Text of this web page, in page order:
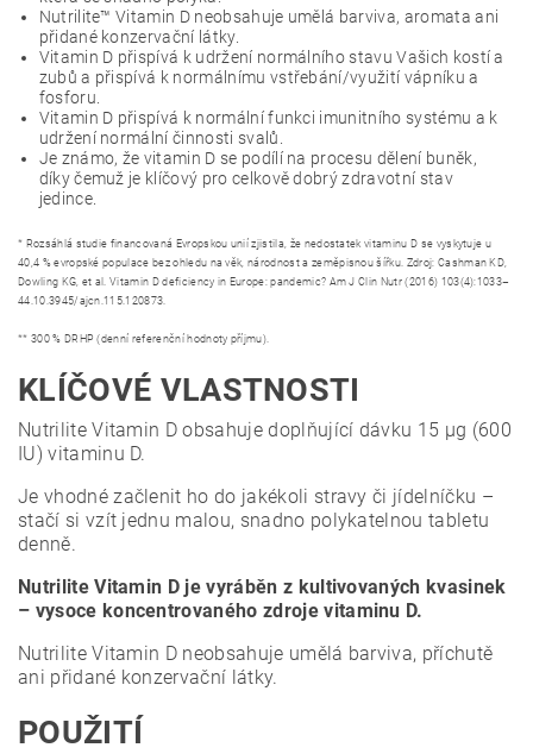
Nutrilite™ Vitamin D neobsahuje umělá barviva, aromata ani
přidané konzervační látky.
Vitamin D přispívá k udržení normálního stavu Vašich kostí a
zubů a přispívá k normálnímu vstřebání/využití vápníku a
fosforu.
Vitamin D přispívá k normální funkci imunitního systému a k
udržení normální činnosti svalů.
Je známo, že vitamin D se podílí na procesu dělení buněk,
díky čemuž je klíčový pro celkově dobrý zdravotní stav
jedince.
* Rozsáhlá studie financovaná Evropskou unií zjistila, že nedostatek vitaminu D se vyskytuje u
40,4 % evropské populace bez ohledu na věk, národnost a zeměpisnou šířku. Zdroj: Cashman KD,
Dowling KG, et al. Vitamin D deficiency in Europe: pandemic? Am J Clin Nutr (2016) 103(4):1033–
44.10.3945/ajcn.115.120873.
** 300 % DRHP (denní referenční hodnoty příjmu).
KLÍČOVÉ VLASTNOSTI
Nutrilite Vitamin D obsahuje doplňující dávku 15 µg (600
IU) vitaminu D.
Je vhodné začlenit ho do jakékoli stravy či jídelníčku –
stačí si vzít jednu malou, snadno polykatelnou tabletu
denně.
Nutrilite Vitamin D je vyráběn z kultivovaných kvasinek
– vysoce koncentrovaného zdroje vitaminu D.
Nutrilite Vitamin D neobsahuje umělá barviva, příchutě
ani přidané konzervační látky.
POUŽITÍ